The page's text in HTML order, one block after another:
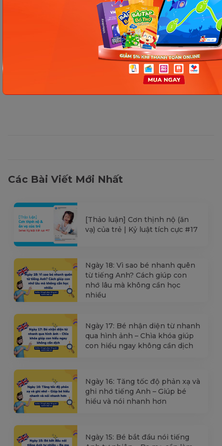
Thông tin trong bài viết được tổng hợp nhằm
mục đích tham khảo và có thể thay đổi mà
không cần báo trước. Quý khách vui lòng
kiểm tra lại qua các kênh chính thức hoặc liên
hệ trực tiếp với đơn vị liên quan để nắm bắt
Các Bài Viết Mới Nhất
[Thảo luận] Cơn thịnh nộ (ăn
vạ) của trẻ | Kỷ luật tích cực #17
Ngày 18: Vì sao bé nhanh quên
từ tiếng Anh? Cách giúp con
nhớ lâu mà không cần học
nhiều
Ngày 17: Bé nhận diện từ nhanh
qua hình ảnh – Chìa khóa giúp
con hiểu ngay không cần dịch
Ngày 16: Tăng tốc độ phản xạ và
ghi nhớ tiếng Anh – Giúp bé
hiểu và nói nhanh hơn
Ngày 15: Bé bắt đầu nói tiếng